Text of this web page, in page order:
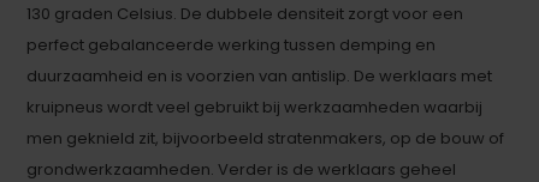
130 graden Celsius. De dubbele densiteit zorgt voor een
perfect gebalanceerde werking tussen demping en
duurzaamheid en is voorzien van antislip. De werklaars met
kruipneus wordt veel gebruikt bij werkzaamheden waarbij
men geknield zit, bijvoorbeeld stratenmakers, op de bouw of
grondwerkzaamheden. Verder is de werklaars geheel